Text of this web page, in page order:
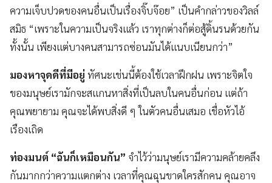
ความเจ็บปวดของคนอื่นเป็นเรื่องจิ๊บจ๊อย” เป็นคำกล่าวของวิลล์
สมิธ “เพราะในความเป็นจริงแล้ว เราทุกต่างก็ต่อสู้ดิ้นรนด้วยกัน
ทั้งนั้น เพียงแต่บางคนสามารถซ่อนมันได้แนบเนียนกว่า”
มองหาจุดดีที่มีอยู่ทัศนะเช่นนี้ต้องใช้เวลาฝึกฝน เพราะจิตใจ
ของมนุษย์เรามักจะสแกนหาสิ่งที่เป็นลบในคนอื่นก่อน แต่ถ้า
คุณพยายาม คุณจะได้พบสิ่งดี ๆ ในตัวคนอื่นเสมอ เชื่อหัวไอ้
เรืองเถิด
ท่องมนต์ “ฉันก็เหมือนกัน” จำไว้ว่ามนุษย์เรามีความคล้ายคลึง
กันมากกว่าความแตกต่าง เวลาที่คุณฉุนขาดใครสักคน คุณอาจ